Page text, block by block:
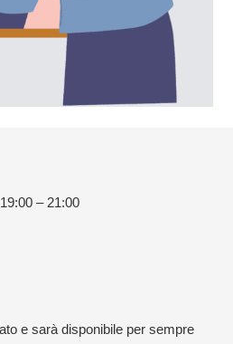
– 21:00
e sarà disponibile per sempre